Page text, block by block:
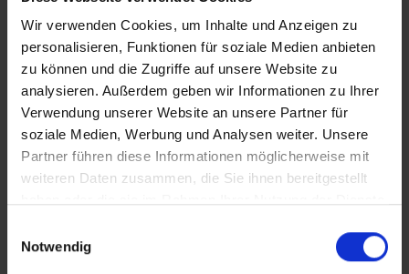
Wir verwenden Cookies, um Inhalte und Anzeigen zu
personalisieren, Funktionen für soziale Medien anbieten
zu können und die Zugriffe auf unsere Website zu
analysieren. Außerdem geben wir Informationen zu Ihrer
Verwendung unserer Website an unsere Partner für
soziale Medien, Werbung und Analysen weiter. Unsere
Partner führen diese Informationen möglicherweise mit
weiteren Daten zusammen, die Sie ihnen bereitgestellt
Notwendig
posten
teilen